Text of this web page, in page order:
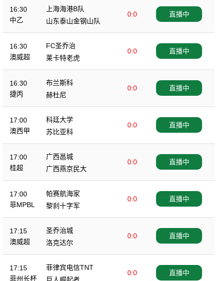
16:30
中乙
上海海港B队
0:0
山东泰山金钢山队
直播中
16:30
澳威超
FC圣乔治
0:0
莱卡特老虎
直播中
16:30
捷丙
布兰斯科
0:0
赫杜尼
直播中
17:00
澳西甲
科廷大学
0:0
苏比亚科
直播中
17:00
桂超
广西邕城
0:0
广西燕京民大
直播中
17:00
菲MPBL
帕赛航海家
0:0
黎刹十字军
直播中
17:15
澳威超
圣乔治城
0:0
洛克达尔
直播中
17:15
菲州长杯
菲律宾电信TNT
0:0
直播中